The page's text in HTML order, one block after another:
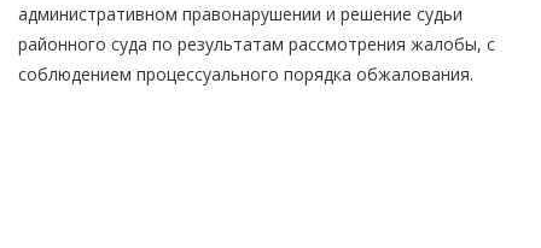
административном правонарушении и решение судьи
районного суда по результатам рассмотрения жалобы, с
соблюдением процессуального порядка обжалования.